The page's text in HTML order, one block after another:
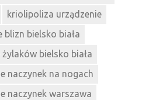
kriolipoliza urządzenie
blizn bielsko biała
bielsko biała
naczynek na nogach
naczynek warszawa